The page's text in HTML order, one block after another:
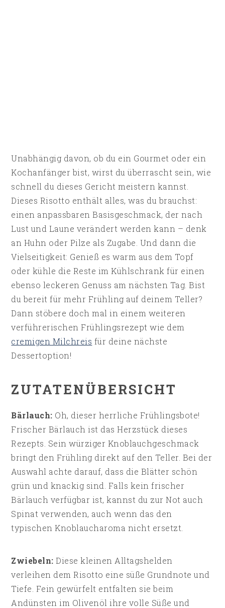
Unabhängig davon, ob du ein Gourmet oder ein
Kochanfänger bist, wirst du überrascht sein, wie
schnell du dieses Gericht meistern kannst.
Dieses Risotto enthält alles, was du brauchst:
einen anpassbaren Basisgeschmack, der nach
Lust und Laune verändert werden kann – denk
an Huhn oder Pilze als Zugabe. Und dann die
Vielseitigkeit: Genieß es warm aus dem Topf
oder kühle die Reste im Kühlschrank für einen
ebenso leckeren Genuss am nächsten Tag. Bist
du bereit für mehr Frühling auf deinem Teller?
Dann stöbere doch mal in einem weiteren
verführerischen Frühlingsrezept wie dem
cremigen Milchreis für deine nächste
Dessertoption!
ZUTATENÜBERSICHT
Bärlauch: Oh, dieser herrliche Frühlingsbote!
Frischer Bärlauch ist das Herzstück dieses
Rezepts. Sein würziger Knoblauchgeschmack
bringt den Frühling direkt auf den Teller. Bei der
Auswahl achte darauf, dass die Blätter schön
grün und knackig sind. Falls kein frischer
Bärlauch verfügbar ist, kannst du zur Not auch
Spinat verwenden, auch wenn das den
typischen Knoblaucharoma nicht ersetzt.
Zwiebeln: Diese kleinen Alltagshelden
verleihen dem Risotto eine süße Grundnote und
Tiefe. Fein gewürfelt entfalten sie beim
Andünsten im Olivenöl ihre volle Süße und